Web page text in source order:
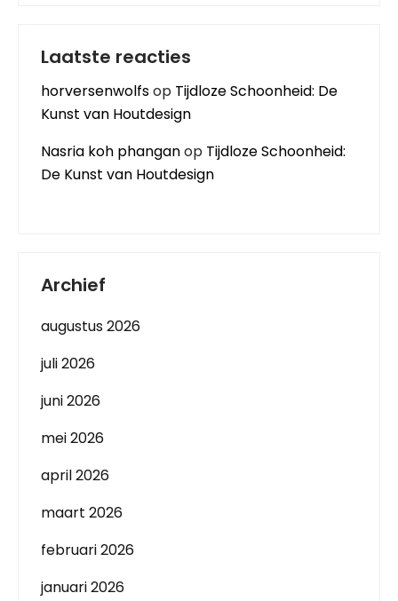
Laatste reacties
horversenwolfsop Tijdloze Schoonheid: De
Kunst van Houtdesign
Nasria koh phanganop Tijdloze Schoonheid:
De Kunst van Houtdesign
Archief
augustus 2026
juli 2026
juni 2026
mei 2026
april 2026
maart 2026
februari 2026
januari 2026